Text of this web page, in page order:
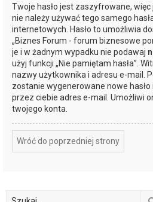
Twoje hasło jest zaszyfrowane,
nie należy używać tego samego
internetowych. Hasło to umożliwia
„Biznes Forum - forum biznesowe
je i w żadnym wypadku nie podawaj
użyj funkcji „Nie pamiętam hasła”.
nazwy użytkownika i adresu e-mail.
zostanie wygenerowane nowe hasło
przez ciebie adres e-mail. Umożliwi
twojego konta.
Wróć do poprzedniej strony